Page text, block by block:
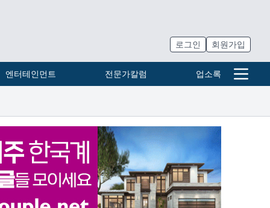
로그인 회원가입
엔터테인먼트 전문가칼럼 업소록